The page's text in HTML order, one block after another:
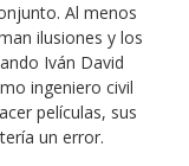
Al menos
ilusiones y los
Iván David
ingeniero civil
películas, sus
un error.